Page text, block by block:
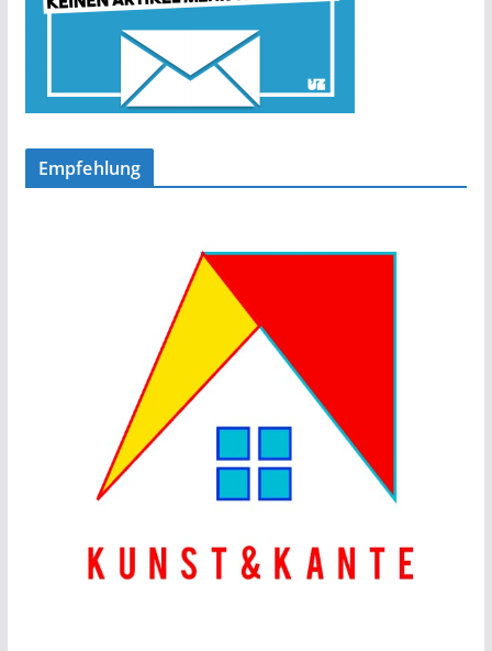
Empfehlung